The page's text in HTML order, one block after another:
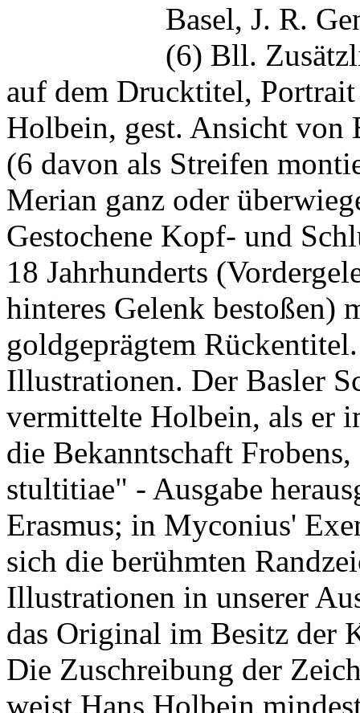
Basel, J. R.
(6) Bll.
auf dem Drucktitel,
Holbein, gest. Ansicht von
(6 davon als Streifen
Merian ganz oder
Gestochene Kopf- und
18 Jahrhunderts
hinteres Gelenk bestoßen)
goldgeprägtem
Illustrationen. Der Basler
vermittelte Holbein, als er
die Bekanntschaft
stultitiae" - Ausgabe
Erasmus; in Myconius'
sich die berühmten
Illustrationen in unserer
das Original im Besitz der
Die Zuschreibung der
weist Hans Holbein